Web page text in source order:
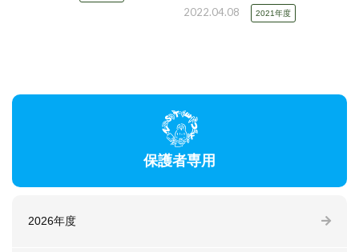
2022.04.08 2021年度
保護者専用
2026年度